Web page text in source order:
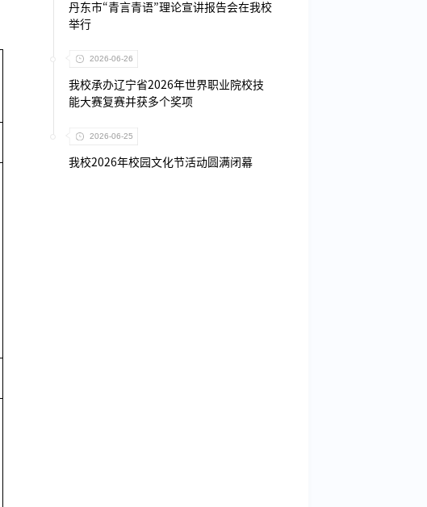
丹东市“青言青语”理论宣讲报告会在我校
举行
2026-06-26
我校承办辽宁省2026年世界职业院校技
能大赛复赛并获多个奖项
2026-06-25
我校2026年校园文化节活动圆满闭幕